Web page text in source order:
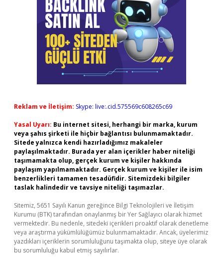
Reklam ve İletişim: Skype: live:.cid.575569c608265c69
Yasal Uyarı: Bu internet sitesi, herhangi bir marka, kurum
veya şahıs şirketi ile hiçbir bağlantısı bulunmamaktadır.
Sitede yalnızca kendi hazırladığımız makaleler
paylaşılmaktadır. Burada yer alan içerikler haber niteliği
taşımamakta olup, gerçek kurum ve kişiler hakkında
paylaşım yapılmamaktadır. Gerçek kurum ve kişiler ile isim
benzerlikleri tamamen tesadüfidir. Sitemizdeki bilgiler
taslak halindedir ve tavsiye niteliği taşımazlar.
Sitemiz, 5651 Sayılı Kanun gereğince Bilgi Teknolojileri ve İletişim
Kurumu (BTK) tarafından onaylanmış bir Yer Sağlayıcı olarak hizmet
vermektedir. Bu nedenle, sitedeki içerikleri proaktif olarak denetleme
veya araştırma yükümlülüğümüz bulunmamaktadır. Ancak, üyelerimiz
yazdıkları içeriklerin sorumluluğunu taşımakta olup, siteye üye olarak
bu sorumluluğu kabul etmiş sayılırlar.